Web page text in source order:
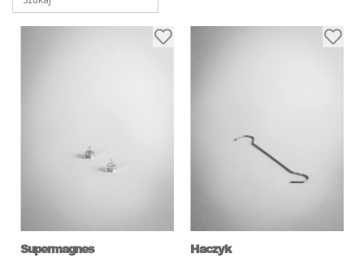
Supermagnes Haczyk